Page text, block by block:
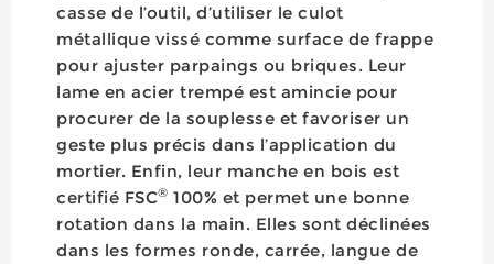
casse de l’outil, d’utiliser le culot
métallique vissé comme surface de frappe
pour ajuster parpaings ou briques. Leur
lame en acier trempé est amincie pour
procurer de la souplesse et favoriser un
geste plus précis dans l’application du
mortier. Enfin, leur manche en bois est
certifié FSC® 100% et permet une bonne
rotation dans la main. Elles sont déclinées
dans les formes ronde, carrée, langue de